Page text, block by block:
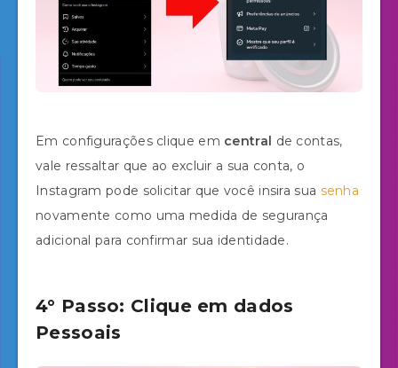
Em configurações clique em central
de contas,
vale ressaltar que ao excluir a sua conta, o
Instagram pode solicitar que você insira sua senha
novamente como uma medida de segurança
adicional para confirmar sua identidade.
4° Passo: Clique em dados
Pessoais